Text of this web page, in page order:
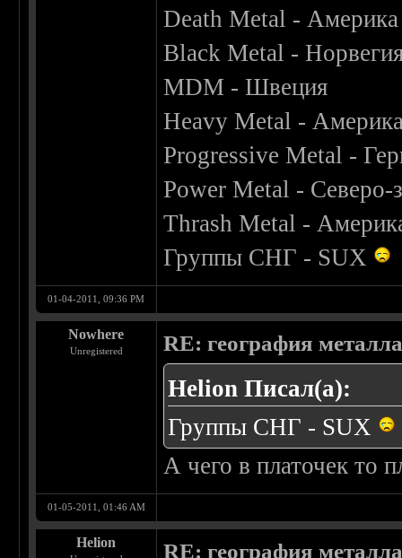
Death Metal - Америка
Black Metal -
MDM - Швеция
Heavy Metal -
Progressive Metal -
Power Metal - Северо-
Thrash Metal -
Группы СНГ - SUX
01-04-2011, 09:36 PM
Nowhere
Unregistered RE: география
Helion Писал(а):
Группы СНГ - SUX
А чего в платочек то
01-05-2011, 01:46 AM
Helion RE: география